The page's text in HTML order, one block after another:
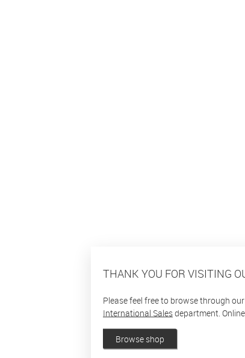
THANK YOU FOR VISITING
Please feel free to browse through
International Salesdepartment.
Browse shop